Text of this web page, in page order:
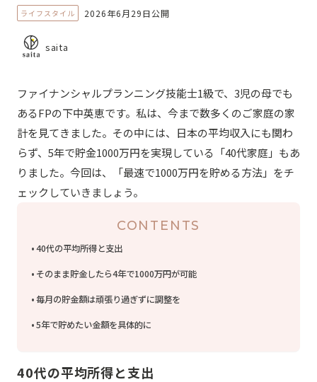
ライフスタイル 2026年6月29日公開
saita
ファイナンシャルプランニング技能士1級で、3児の母でも
あるFPの下中英恵です。私は、今まで数多くのご家庭の家
計を見てきました。その中には、日本の平均収入にも関わ
らず、5年で貯金1000万円を実現している「40代家庭」もあ
りました。今回は、「最速で1000万円を貯める方法」をチ
ェックしていきましょう。
CONTENTS
40代の平均所得と支出
そのまま貯金したら4年で1000万円が可能
毎月の貯金額は頑張り過ぎずに調整を
5年で貯めたい金額を具体的に
40代の平均所得と支出